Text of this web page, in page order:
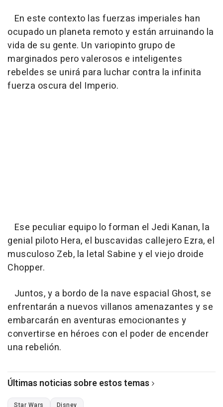
En este contexto las fuerzas imperiales han
ocupado un planeta remoto y están arruinando la
vida de su gente. Un variopinto grupo de
marginados pero valerosos e inteligentes
rebeldes se unirá para luchar contra la infinita
fuerza oscura del Imperio.
Ese peculiar equipo lo forman el Jedi Kanan, la
genial piloto Hera, el buscavidas callejero Ezra, el
musculoso Zeb, la letal Sabine y el viejo droide
Chopper.
Juntos, y a bordo de la nave espacial Ghost, se
enfrentarán a nuevos villanos amenazantes y se
embarcarán en aventuras emocionantes y
convertirse en héroes con el poder de encender
una rebelión.
Últimas noticias sobre estos temas
Star Wars Disney